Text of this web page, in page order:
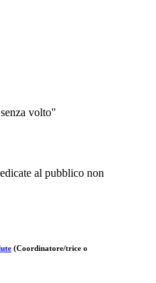
volto"
al pubblico non
(Coordinatore/trice o